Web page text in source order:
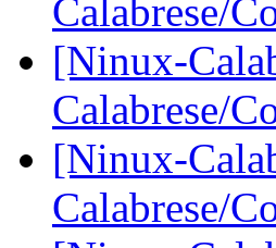
Calabrese/
[Ninux-
Calabrese/
[Ninux-
Calabrese/